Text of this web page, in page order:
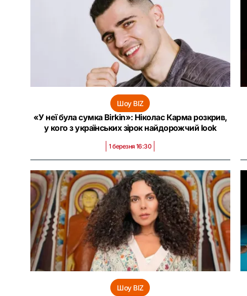
Шоу BIZ
«У неї була сумка Birkin»: Ніколас Карма розкрив,
у кого з українських зірок найдорожчий look
1 березня 16:30
Шоу BIZ